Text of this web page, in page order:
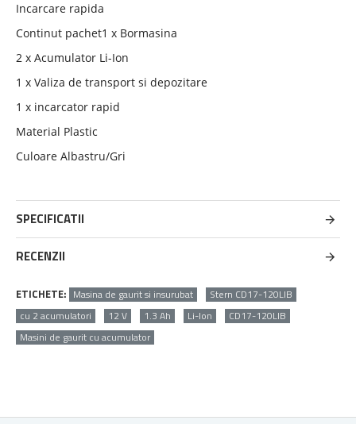
Incarcare rapida
Continut pachet1 x Bormasina
2 x Acumulator Li-Ion
1 x Valiza de transport si depozitare
1 x incarcator rapid
Material Plastic
Culoare Albastru/Gri
SPECIFICATII
RECENZII
ETICHETE: Masina de gaurit si insurubat
Stern CD17-120LIB
cu 2 acumulatori
12 V 1.3 Ah Li-Ion
CD17-120LIB
Masini de gaurit cu acumulator